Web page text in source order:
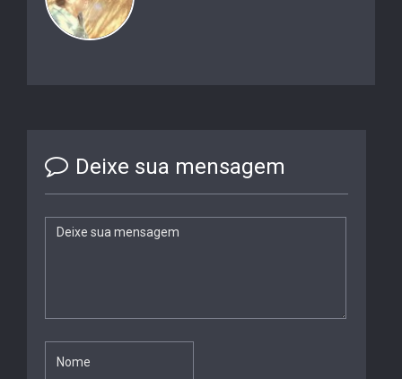
Deixe sua mensagem